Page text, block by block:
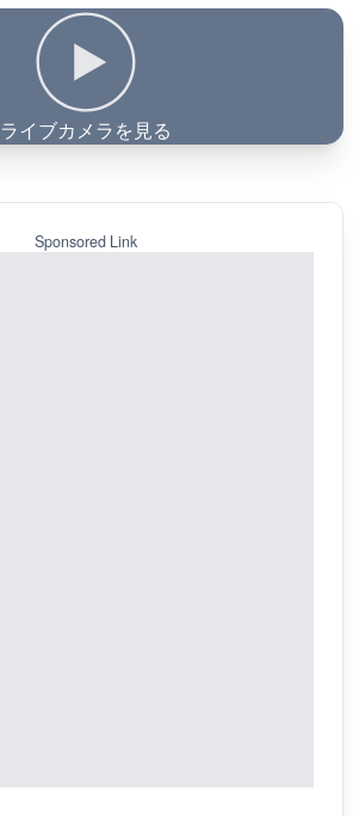
ライブカメラを見る
Sponsored Link